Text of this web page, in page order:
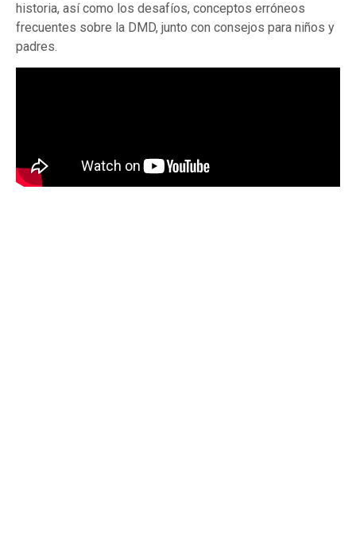
historia, así como los desafíos, conceptos erróneos
frecuentes sobre la DMD, junto con consejos para niños y
padres.